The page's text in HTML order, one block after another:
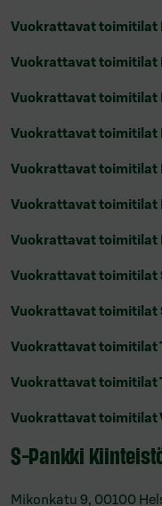
Vuokrattavat toimitilat
Vuokrattavat toimitilat
Vuokrattavat toimitilat
Vuokrattavat toimitilat
Vuokrattavat toimitilat
Vuokrattavat toimitilat
Vuokrattavat toimitilat
Vuokrattavat toimitilat
Vuokrattavat toimitilat
Vuokrattavat toimitilat
Vuokrattavat toimitilat
Vuokrattavat toimitilat
S-Pankki
Mikonkatu 9, 00100